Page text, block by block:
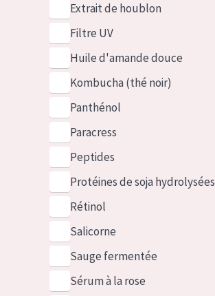
Extrait de houblon
Filtre UV
Huile d'amande douce
Kombucha (thé noir)
Panthénol
Paracress
Peptides
Protéines de soja hydrolysées
Rétinol
Salicorne
Sauge fermentée
Sérum à la rose